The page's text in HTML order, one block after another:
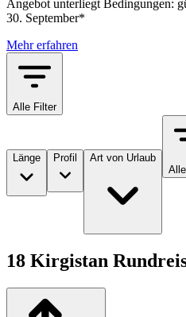
Angebot unterliegt Bedingungen:
30. September*
Mehr erfahren
Alle Filter
Länge Profil
Art von Urlaub
18 Kirgistan